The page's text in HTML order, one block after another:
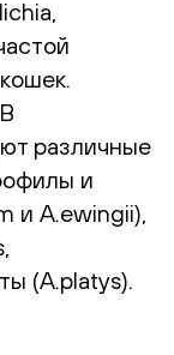
различные
и
и A.ewingii),
(A.platys).